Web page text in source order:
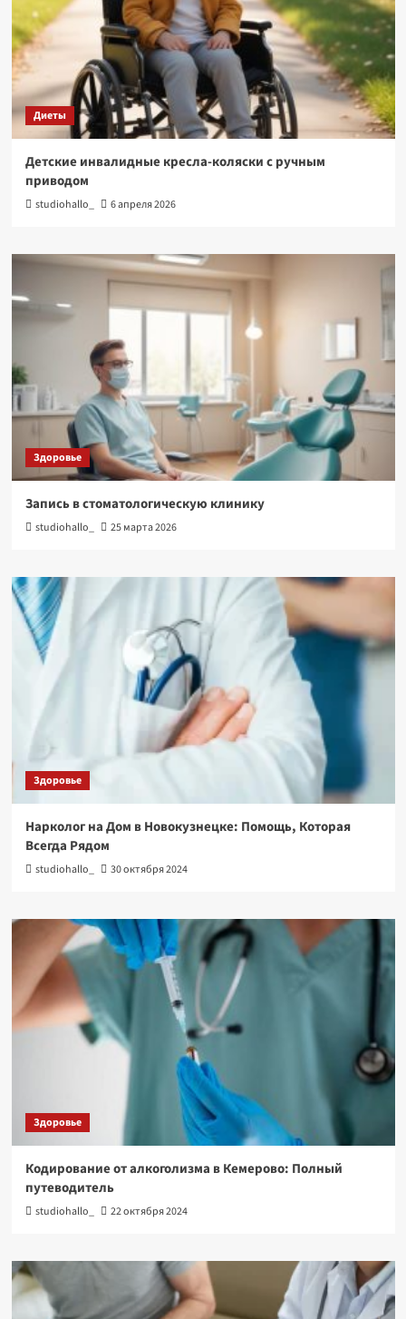
Диеты
Детские инвалидные кресла-коляски с ручным
приводом
studiohallo_ 6 апреля 2026
Здоровье
Запись в стоматологическую клинику
studiohallo_ 25 марта 2026
Здоровье
Нарколог на Дом в Новокузнецке: Помощь, Которая
Всегда Рядом
studiohallo_ 30 октября 2024
Здоровье
Кодирование от алкоголизма в Кемерово: Полный
путеводитель
studiohallo_ 22 октября 2024